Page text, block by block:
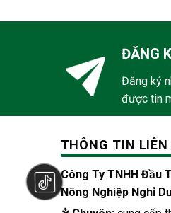
ĐĂNG
Đăng ký
được tin
THÔNG TIN LIÊN
Công Ty TNHH Đầu
Nông Nghiệp Nghỉ